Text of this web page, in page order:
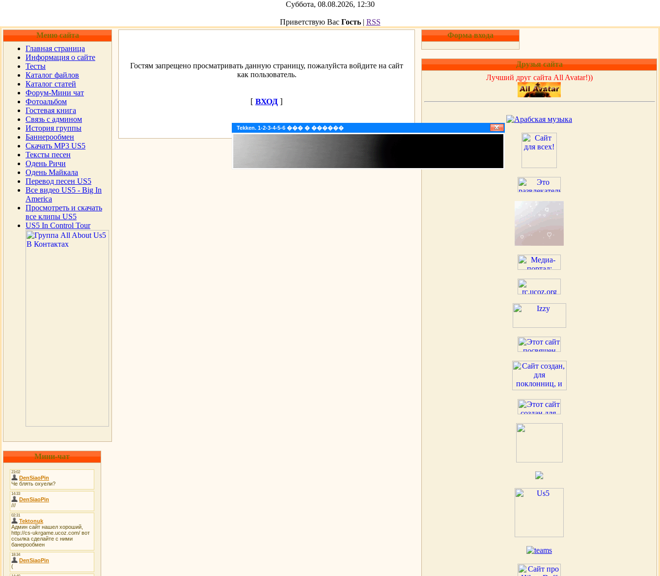
Суббота, 08.08.2026, 12:30
Приветствую Вас Гость| RSS
Меню сайта
Главная страница
Информация о сайте
Тесты
Каталог файлов
Каталог статей
Форум-Мини чат
Фотоальбом
Гостевая книга
Cвязь с админом
История группы
Баннерообмен
Скачать MP3 US5
Тексты песен
Одень Ричи
Одень Майкала
Перевод песен US5
Все видео US5 - Big In
America
Просмотреть и скачать
все клипы US5
US5 In Control Tour
Tekken. 1-2-3-4-5-6 ��� � ������
Мини-чат
Гостям запрещено просматривать данную страницу, пожалуйста войдите на сайт
как пользователь.
[ ВХОД ]
Форма входа
Друзья сайта
Лучший друг сайта All Avatar!))